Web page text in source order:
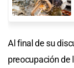
Al final de su
preocupación de